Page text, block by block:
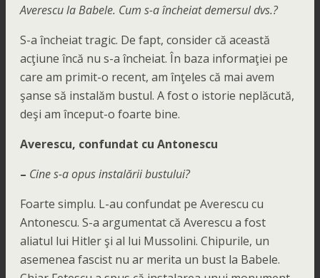
Averescu la Babele. Cum s-a încheiat demersul dvs.?
S-a încheiat tragic. De fapt, consider că această
acţiune încă nu s-a încheiat. În baza informaţiei pe
care am primit-o recent, am înţeles că mai avem
şanse să instalăm bustul. A fost o istorie neplăcută,
deşi am început-o foarte bine.
Averescu, confundat cu Antonescu
– Cine s-a opus instalării bustului?
Foarte simplu. L-au confundat pe Averescu cu
Antonescu. S-a argumentat că Averescu a fost
aliatul lui Hitler şi al lui Mussolini. Chipurile, un
asemenea fascist nu ar merita un bust la Babele.